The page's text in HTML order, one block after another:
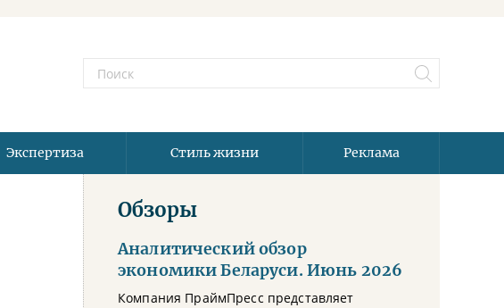
Экспертиза Стиль жизни Реклама
Обзоры
Аналитический обзор
экономики Беларуси. Июнь 2026
Компания ПраймПресс представляет